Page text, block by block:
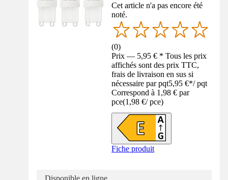
Cet article n'a pas encore été
noté.
(0)
Prix — 5,95 € * Tous les prix
affichés sont des prix TTC,
frais de livraison en sus si
nécessaire par pqt5,95 €*/ pqt
Correspond à 1,98 € par
pce(1,98 €/ pce)
Fiche produit
Disponible en ligne